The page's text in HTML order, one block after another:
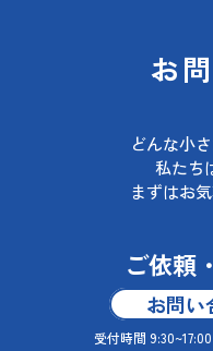
お
どんな小
私たち
まずはお
ご依頼
お問い
受付時間 9:30~17:00